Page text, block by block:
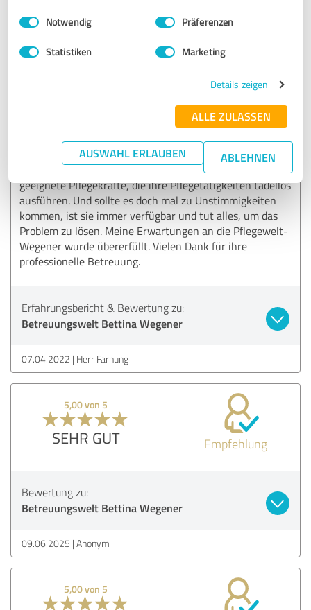
Impressum Datenschutzbestimmungen
Einwilligungsauswahl
Notwendig Präferenzen
Statistiken Marketing
Details zeigen
ALLE ZULASSEN
AUSWAHL ERLAUBEN ABLEHNEN
Empfehlung
Ich kann die Betreungswelt-Wegener wärmstens
empfehlen. Frau Wegener ist zu jederzeit ansprechbar und
auch außerhalb der üblichen Geschäftszeiten für ihre
Kunden da. Bei der Vermittlung orientiert sie sich intensiv
an die Bedürfnisse ihrer Kunden und vermittelt immer
geeignete Pflegekräfte, die ihre Pflegetätigkeiten tadellos
ausführen. Und sollte es doch mal zu Unstimmigkeiten
kommen, ist sie immer verfügbar und tut alles, um das
Problem zu lösen. Meine Erwartungen an die Pflegewelt-
Wegener wurde übererfüllt. Vielen Dank für ihre
professionelle Betreuung.
Erfahrungsbericht & Bewertung zu:
Betreuungswelt Bettina Wegener
07.04.2022 Herr Farnung
5,00 von 5
SEHR GUT Empfehlung
Bewertung zu:
Betreuungswelt Bettina Wegener
09.06.2025 Anonym
5,00 von 5